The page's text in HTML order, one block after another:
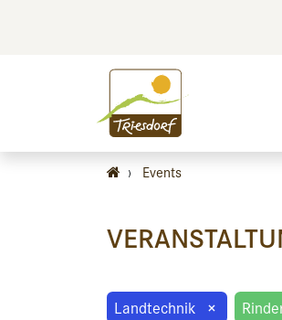
› Events
Landtechnik ×